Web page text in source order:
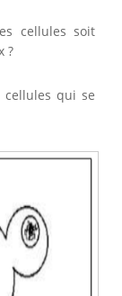
cellules soit
?
cellules qui se